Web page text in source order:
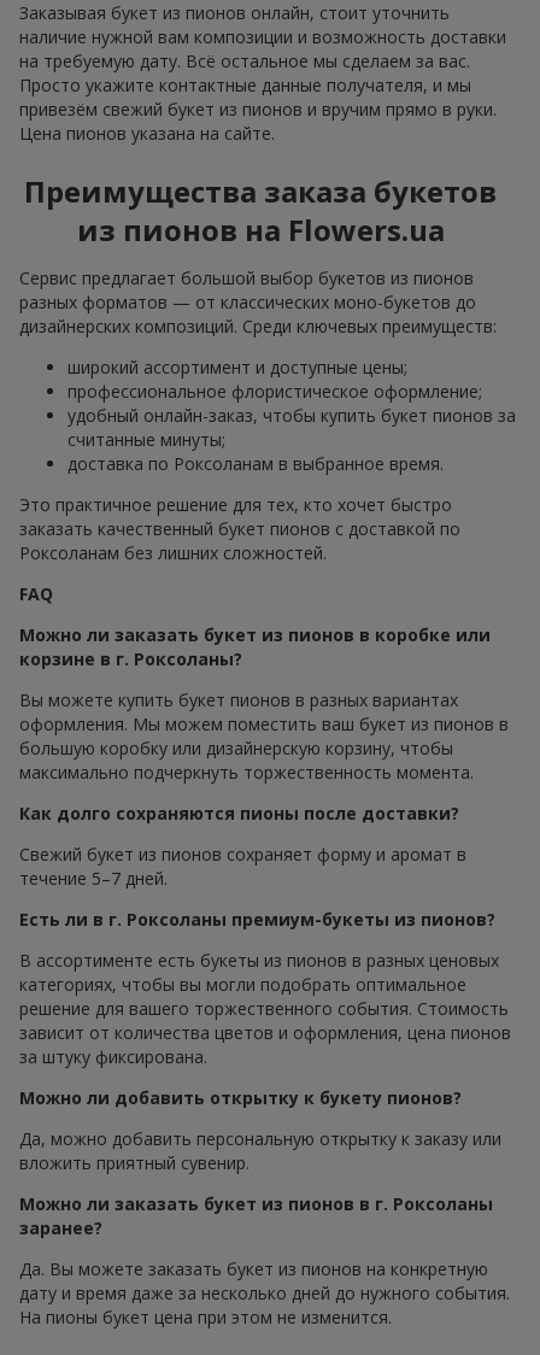
Заказывая букет из пионов онлайн, стоит уточнить
наличие нужной вам композиции и возможность доставки
на требуемую дату. Всё остальное мы сделаем за вас.
Просто укажите контактные данные получателя, и мы
привезём свежий букет из пионов и вручим прямо в руки.
Цена пионов указана на сайте.
Преимущества заказа букетов
из пионов на Flowers.ua
Сервис предлагает большой выбор букетов из пионов
разных форматов — от классических моно-букетов до
дизайнерских композиций. Среди ключевых преимуществ:
широкий ассортимент и доступные цены;
профессиональное флористическое оформление;
удобный онлайн-заказ, чтобы купить букет пионов за
считанные минуты;
доставка по Роксоланам в выбранное время.
Это практичное решение для тех, кто хочет быстро
заказать качественный букет пионов с доставкой по
Роксоланам без лишних сложностей.
FAQ
Можно ли заказать букет из пионов в коробке или
корзине в г. Роксоланы?
Вы можете купить букет пионов в разных вариантах
оформления. Мы можем поместить ваш букет из пионов в
большую коробку или дизайнерскую корзину, чтобы
максимально подчеркнуть торжественность момента.
Как долго сохраняются пионы после доставки?
Свежий букет из пионов сохраняет форму и аромат в
течение 5–7 дней.
Есть ли в г. Роксоланы премиум-букеты из пионов?
В ассортименте есть букеты из пионов в разных ценовых
категориях, чтобы вы могли подобрать оптимальное
решение для вашего торжественного события. Стоимость
зависит от количества цветов и оформления, цена пионов
за штуку фиксирована.
Можно ли добавить открытку к букету пионов?
Да, можно добавить персональную открытку к заказу или
вложить приятный сувенир.
Можно ли заказать букет из пионов в г. Роксоланы
заранее?
Да. Вы можете заказать букет из пионов на конкретную
дату и время даже за несколько дней до нужного события.
На пионы букет цена при этом не изменится.